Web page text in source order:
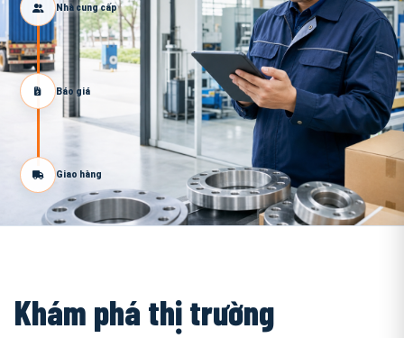
Nhà cung cấp
Báo giá
Giao hàng
Khám phá thị trường